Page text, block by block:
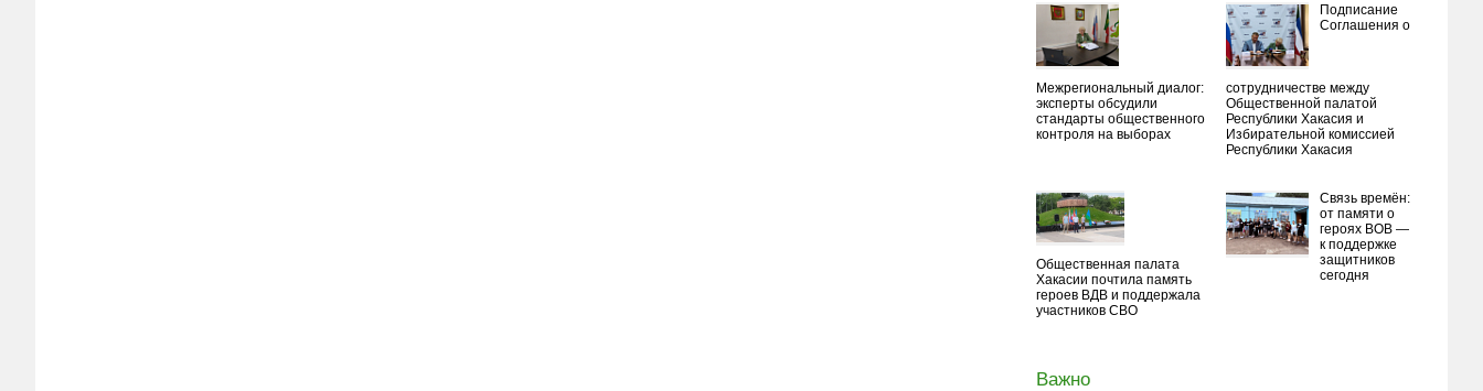
Межрегиональный диалог:
эксперты обсудили
стандарты общественного
контроля на выборах
Подписание
Соглашения о
сотрудничестве между
Общественной палатой
Республики Хакасия и
Избирательной комиссией
Республики Хакасия
Общественная палата
Хакасии почтила память
героев ВДВ и поддержала
участников СВО
Связь времён:
от памяти о
героях ВОВ —
к поддержке
защитников
сегодня
Важно